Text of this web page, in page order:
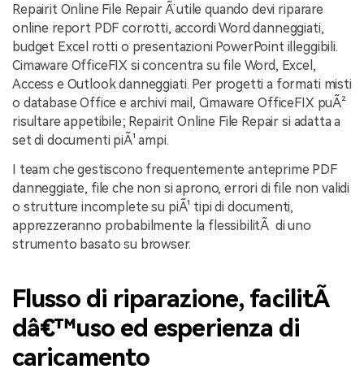
Repairit Online File Repair Ã¨ utile quando devi riparare
online report PDF corrotti, accordi Word danneggiati,
budget Excel rotti o presentazioni PowerPoint illeggibili.
Cimaware OfficeFIX si concentra su file Word, Excel,
Access e Outlook danneggiati. Per progetti a formati misti
o database Office e archivi mail, Cimaware OfficeFIX puÃ²
risultare appetibile; Repairit Online File Repair si adatta a
set di documenti piÃ¹ ampi.
I team che gestiscono frequentemente anteprime PDF
danneggiate, file che non si aprono, errori di file non validi
o strutture incomplete su piÃ¹ tipi di documenti,
apprezzeranno probabilmente la flessibilitÃ di uno
strumento basato su browser.
Flusso di riparazione, facilitÃ
dâ€™uso ed esperienza di
caricamento